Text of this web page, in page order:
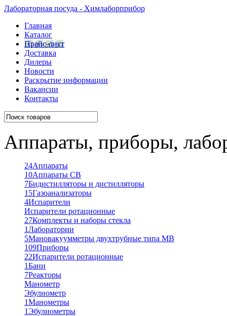
Лабораторная посуда - Химлаборприбор
Главная
Каталог
Прайс-лист
Доставка
Дилеры
Новости
Раскрытие информации
Вакансии
Контакты
Аппараты, приборы,
24Аппараты
10Аппараты СВ
7Бидистилляторы и дистилляторы
15Газоанализаторы
4Испарители
Испарители ротационные
27Комплекты и наборы стекла
1Лаборатории
5Мановакуумметры двухтрубные типа МВ
109Приборы
22Испарители ротационные
1Бани
7Реакторы
Манометр
Эбулиометр
1Манометры
1Эбулиометры